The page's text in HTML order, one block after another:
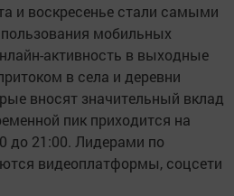
и воскресенье стали самыми
мобильных
активность в выходные
в села и деревни
вносят значительный вклад
пик приходится на
до 21:00. Лидерами по
видеоплатформы, соцсети